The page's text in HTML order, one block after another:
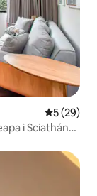
5 (29)
i Sciathán